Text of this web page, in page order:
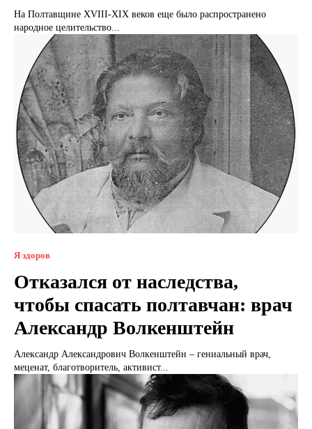
На Полтавщине XVIII-XIX веков еще было распространено
народное целительство...
Я здоров
Отказался от наследства,
чтобы спасать полтавчан: врач
Александр Волкенштейн
Александр Александрович Волкенштейн – гениальный врач,
меценат, благотворитель, активист...